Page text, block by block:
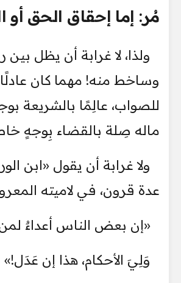
مُر: إما إحقاق الحق
ولذا، لا غرابة أن يظل
وساخط منه! مهما كان
للصواب، عالِمًا بالشريعة
ماله صِلة بالقضاء بِوجهٍ
ولا غرابة أن يقول «ابن
عدة قرون، في لاميته
«إن بعض الناس أعداءٌ
وَلِيَ الأحكام، هذا إن عَدَل!»